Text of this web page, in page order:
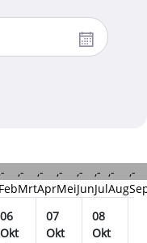
Feb
,-
Mrt
,-
Apr
,-
Mei
,-
Jun
,-
Jul
,-
Aug
,-
06
Okt
07
Okt
08
Okt